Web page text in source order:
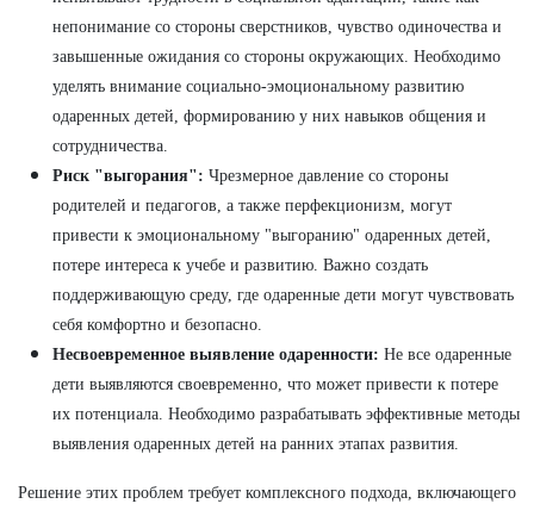
непонимание со стороны сверстников, чувство одиночества и
завышенные ожидания со стороны окружающих. Необходимо
уделять внимание социально-эмоциональному развитию
одаренных детей, формированию у них навыков общения и
сотрудничества.
Риск "выгорания": Чрезмерное давление со стороны
родителей и педагогов, а также перфекционизм, могут
привести к эмоциональному "выгоранию" одаренных детей,
потере интереса к учебе и развитию. Важно создать
поддерживающую среду, где одаренные дети могут чувствовать
себя комфортно и безопасно.
Несвоевременное выявление одаренности: Не все одаренные
дети выявляются своевременно, что может привести к потере
их потенциала. Необходимо разрабатывать эффективные методы
выявления одаренных детей на ранних этапах развития.
Решение этих проблем требует комплексного подхода, включающего